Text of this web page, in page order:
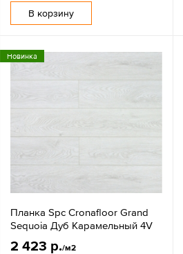
В корзину
Новинка
Планка Spc Cronafloor Grand
Sequoia Дуб Карамельный 4V
2 423 р./м2